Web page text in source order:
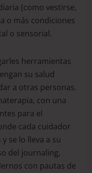
(como vestirse,
o más condiciones
o sensorial.
herramientas
su salud
a otras personas.
con una
para el
cada cuidador
se lo lleva a su
del journaling,
con pautas de